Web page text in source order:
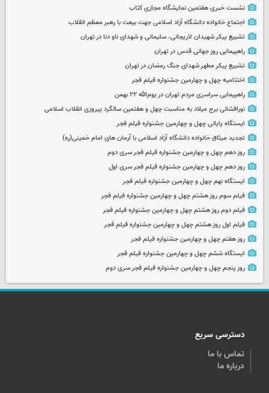
نشست خبری هفتمین نمایشگاه مجازی کتاب
اجتماع خانواده دانشگاه آزاد اسلامی جهت بیعت با رهبر معظم انقلاب
تشییع پیکر شهیدان لاریجانی، سلیمانی و شهدای ناو دنا در تهران
راهپیمایی روز جهانی قدس در تهران
تشییع پیکر مطهر شهدای جنگ رمضان در تهران
اختتامیه چهل و چهارمین جشنواره فیلم فجر
راهپیمایی سراسری مردم تهران در یوم‌الله ۲۲ بهمن
نورافشانی برج میلاد به مناسبت چهل‌ و هفتمین سالگرد پیروزی انقلاب اسلامی
ایستگاه پایانی چهل و چهارمین جشنواره فیلم فجر
تجدید میثاق خانواده دانشگاه آزاد اسلامی با آرمان های امام خمینی(ره)
روز دهم چهل و چهارمین جشنواره فیلم فجر سری دوم
روز دهم چهل و چهارمین جشنواره فیلم فجر سری اول
ایستگاه نهم چهل و چهارمین جشنواره فیلم فجر
فیلم سوم روز هشتم چهل و چهارمین جشنواره فیلم فجر
فیلم دوم روز هشتم چهل و چهارمین جشنواره فیلم فجر
فیلم اول روز هشتم چهل و چهارمین جشنواره فیلم فجر
روز هفتم چهل و چهارمین جشنواره فیلم فجر
ایستگاه ششم چهل و چهارمین جشنواره فیلم فجر
روز پنجم چهل و چهارمین جشنواره فیلم فجر سری دوم
دسترسی سریع
تماس با ما
درباره ما